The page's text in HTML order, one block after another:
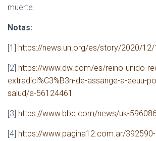
muerte.
Notas:
[1] https://news.un.org/es/story/2020/
[2] https://www.dw.com/es/reino-unido-
extradici%C3%B3n-de-assange-a-eeuu-
salud/a-56124461
[3] https://www.bbc.com/news/uk-
[4] https://www.pagina12.com.ar/